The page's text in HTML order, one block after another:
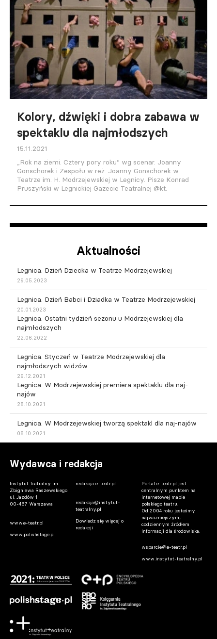
Kolory, dźwięki i dobra zabawa w
spektaklu dla najmłodszych
15.11.2021
„Rok na ziemi. Cztery pory roku” wg scenar. Joanny
Gonschorek i Zespołu w reż. Joanny Gonschorek w
Teatrze im. H. Modrzejewskiej w Legnicy. Pisze Konrad
Pruszyński w Legnickiej Gazecie Teatralnej @kt.
Aktualności
Legnica. Dzień Dziecka w Teatrze Modrzejewskiej
29.05.2023
Legnica. Dzień Babci i Dziadka w Teatrze Modrzejewskiej
20.01.2023
Legnica. Ostatni tydzień sezonu u Modrzejewskiej dla
najmłodszych
22.06.2022
Legnica. Styczeń w Teatrze Modrzejewskiej dla
najmłodszych widzów
29.12.2021
Legnica. W Modrzejewskiej premiera spektaklu dla naj-
najów
28.10.2021
Legnica. W Modrzejewskiej tworzą spektakl dla naj-najów
08.10.2021
Wydawca i redakcja
Instytut Teatralny im.
Zbigniewa Raszewskiego
ul. Jazdów 1
00-467 Warszawa
www.e-teatr.pl
www.polishstage.pl
redakcja e-teatr.pl
redakcja@instytut-
teatralny.pl
Dowiedz się więcej o
redakcji
Portal e-teatr.pl jest
centralnym punktem na
internetowej mapie
polskiego teatru.
Od 2004 roku jesteśmy
najważniejszym,
codziennym źródłem
informacji dla środowiska.
wsparcie@e-teatr.pl
www.instytut-teatralny.pl